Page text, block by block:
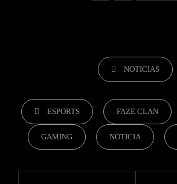
NOTICIAS
ESPORTS FAZE CLAN
GAMING NOTICIA